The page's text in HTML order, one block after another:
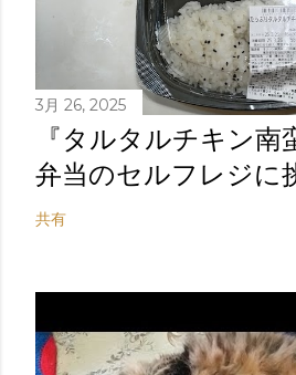
3月 26, 2025
『タルタルチキン南
弁当のセルフレジに
共有